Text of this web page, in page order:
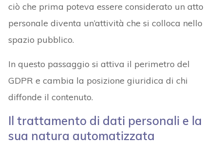
ciò che prima poteva essere considerato un atto
personale diventa un’attività che si colloca nello
spazio pubblico.
In questo passaggio si attiva il perimetro del
GDPR e cambia la posizione giuridica di chi
diffonde il contenuto.
Il trattamento di dati personali e la
sua natura automatizzata